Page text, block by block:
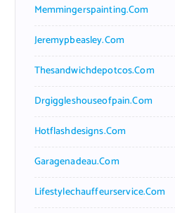
Memmingerspainting.com
Jeremypbeasley.com
Thesandwichdepotcos.com
Drgiggleshouseofpain.com
Hotflashdesigns.com
Garagenadeau.com
Lifestylechauffeurservice.com